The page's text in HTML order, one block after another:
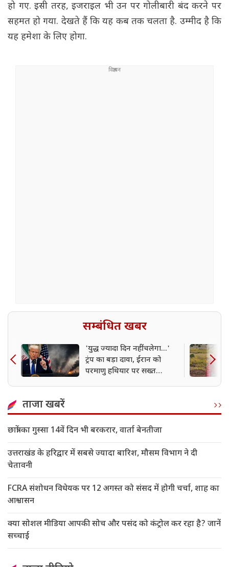
हो गए. इसी तरह, इजराइल भी उन पर गोलीबारी बंद करने पर
सहमत हो गया. देखते हैं कि यह कब तक चलता है. उम्मीद है कि
यह हमेशा के लिए होगा.
सम्बंधित खबर
'युद्ध ज्यादा दिन नहीं चलेगा...'
ट्रंप का बड़ा दावा, ईरान को
परमाणु हथियार पर सख्त
ताजा खबरें
छात्रों का गुस्सा 14वें दिन भी बरकरार, वार्ता बेनतीजा
उत्तराखंड के हरिद्वार में सबसे ज्यादा बारिश, मौसम विभाग ने दी
चेतावनी
FCRA संशोधन विधेयक पर 12 अगस्त को संसद में होगी चर्चा, शाह का
आश्वासन
क्या सोशल मीडिया आपकी सोच और पसंद को कंट्रोल कर रहा है? जानें
सच्चाई